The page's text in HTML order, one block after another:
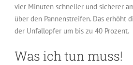
vier Minuten schneller und sicherer
über den Pannenstreifen. Das erhöht
der Unfallopfer um bis zu 40 Prozent.
Was ich tun muss!